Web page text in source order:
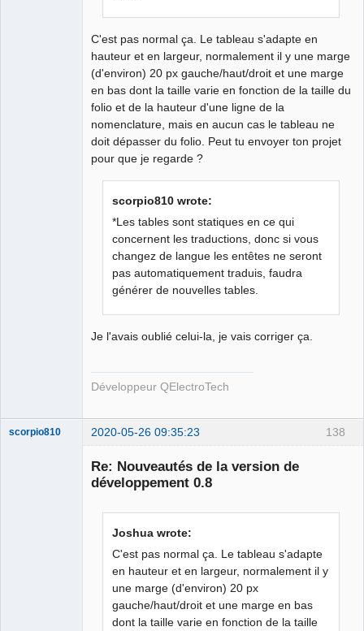
C'est pas normal ça. Le tableau s'adapte en
hauteur et en largeur, normalement il y une marge
(d'environ) 20 px gauche/haut/droit et une marge
en bas dont la taille varie en fonction de la taille du
folio et de la hauteur d'une ligne de la
nomenclature, mais en aucun cas le tableau ne
doit dépasser du folio. Peut tu envoyer ton projet
pour que je regarde ?
scorpio810 wrote:
*Les tables sont statiques en ce qui
concernent les traductions, donc si vous
changez de langue les entêtes ne seront
pas automatiquement traduis, faudra
générer de nouvelles tables.
Je l'avais oublié celui-la, je vais corriger ça.
Développeur QElectroTech
138
scorpio810 2020-05-26 09:35:23
Re: Nouveautés de la version de
développement 0.8
Joshua wrote:
C'est pas normal ça. Le tableau s'adapte
en hauteur et en largeur, normalement il y
une marge (d'environ) 20 px
gauche/haut/droit et une marge en bas
dont la taille varie en fonction de la taille